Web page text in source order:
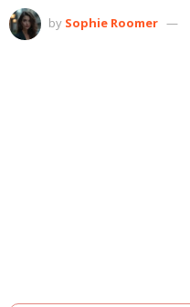
by Sophie Roomer